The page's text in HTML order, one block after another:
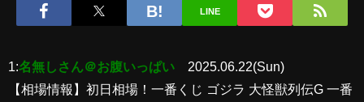
LINE
1:名無しさん＠お腹いっぱい
2025.06.22(Sun)
【相場情報】初日相場！一番くじ ゴジラ 大怪獣列伝G 一番